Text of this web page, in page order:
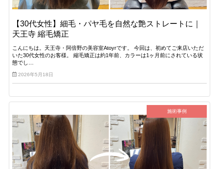
【30代女性】細毛・パヤ毛を自然な艶ストレートに｜
天王寺 縮毛矯正
こんにちは。天王寺・阿倍野の美容室Atoyrです。 今回は、初めてご来店いただ
いた30代女性のお客様。 縮毛矯正は約1年前、カラーは1ヶ月前にされている状
態でし…
2026年5月18日
施術事例